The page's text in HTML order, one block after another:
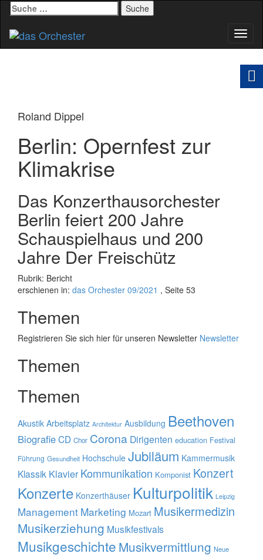
Suche
nach:
Roland Dippel
Berlin: Opernfest zur
Klimakrise
Das Konzerthausorchester
Berlin feiert 200 Jahre
Schauspielhaus und 200
Jahre Der Freischütz
Rubrik: Bericht
erschienen in: das Orchester 09/2021 , Seite 53
Themen
Registrieren Sie sich hier für unseren Newsletter Newsletter
Themen
Themen
Akustik Arbeitsplatz Architektur Ausbildung Beethoven
BiografieCD Chor Corona Dirigenten education Festival
Führung Gesundheit Hochschule Jubiläum Kammermusik
Klassik Klavier Kommunikation Komponist Konzert
Konzerte Konzerthäuser Kulturpolitik Leipzig
Management Marketing Mozart Musikermedizin
Musikerziehung Musikfestivals
Musikgeschichte Musikvermittlung Neue